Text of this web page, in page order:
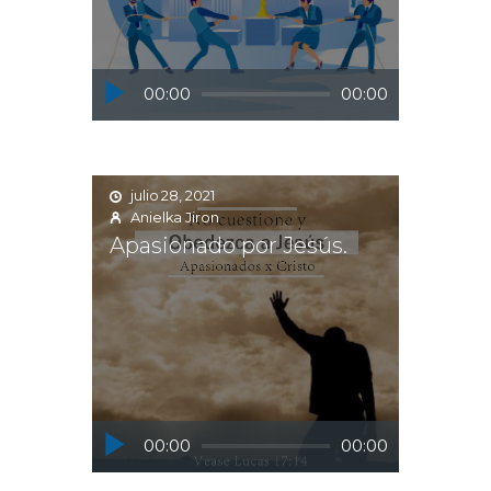
Reproductor
de
00:00 00:00
Reproductor
de
00:00 00:00
julio 28, 2021
Anielka Jiron
Apasionado por Jesús.